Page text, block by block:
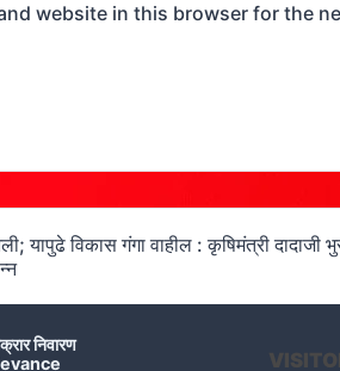
website in this browser for the
यापुढे विकास गंगा वाहील : कृषिमंत्री दादाजी
निवारण